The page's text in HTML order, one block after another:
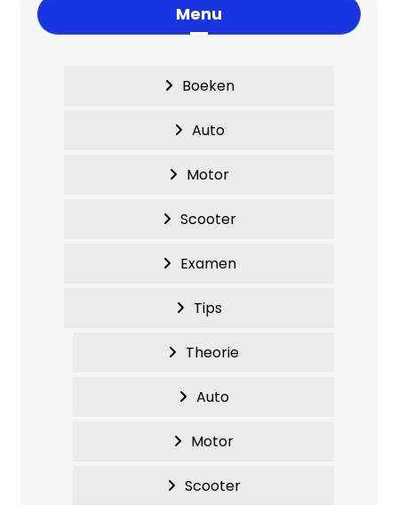
Menu
Boeken
Auto
Motor
Scooter
Examen
Tips
Theorie
Auto
Motor
Scooter